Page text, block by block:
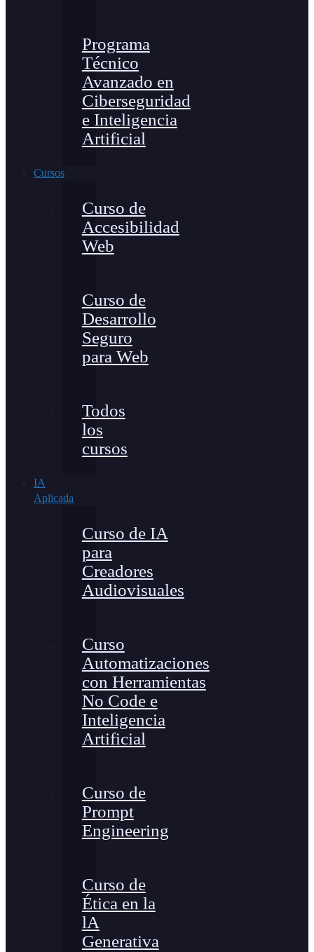
Programa
Técnico
Avanzado en
Ciberseguridad
e Inteligencia
Artificial
Cursos
Curso de
Accesibilidad
Web
Curso de
Desarrollo
Seguro
para Web
Todos
los
cursos
IA
Aplicada
Curso de IA
para
Creadores
Audiovisuales
Curso
Automatizaciones
con Herramientas
No Code e
Inteligencia
Artificial
Curso de
Prompt
Engineering
Curso de
Ética en la
lA
Generativa